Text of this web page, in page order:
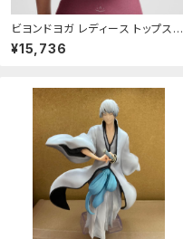
ビヨンドヨガ レディース トップス T
シャツ クロップド Beyond Yoga
Spacedye Slim Racerback Cr
¥15,736